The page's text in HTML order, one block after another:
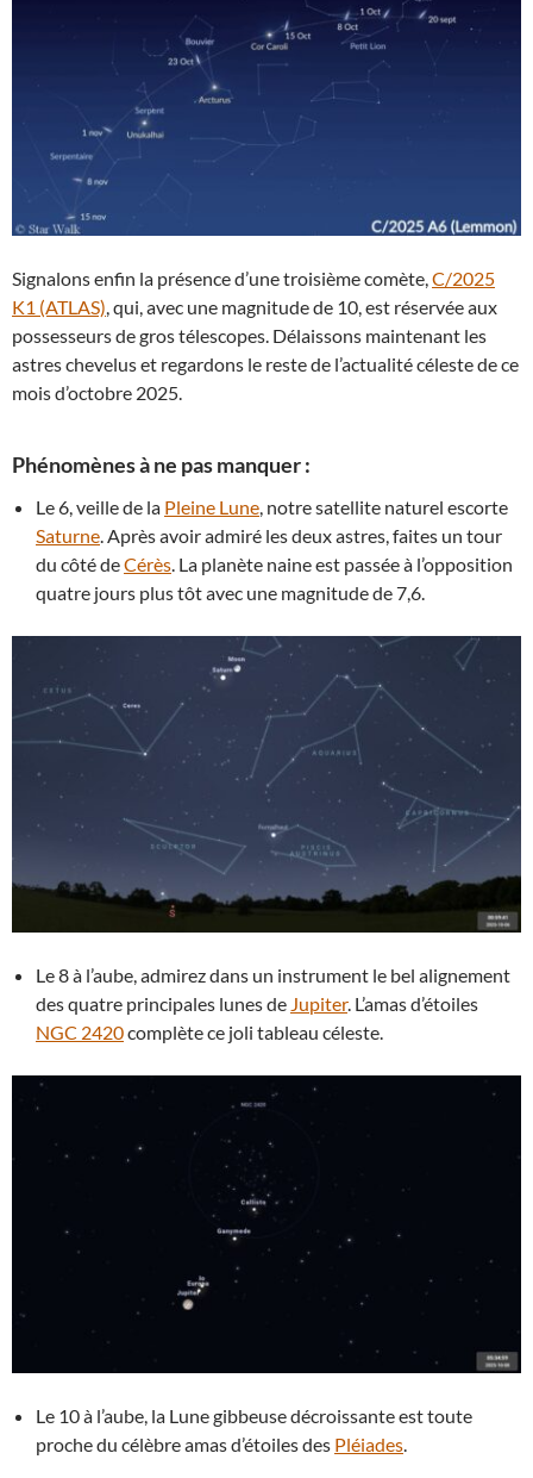
Signalons enfin la présence d’une troisième comète, C/2025
K1 (ATLAS) , qui, avec une magnitude de 10, est réservée aux
possesseurs de gros télescopes. Délaissons maintenant les
astres chevelus et regardons le reste de l’actualité céleste de ce
mois d’octobre 2025.
Phénomènes à ne pas manquer :
Le 6, veille de la Pleine Lune , notre satellite naturel escorte
Saturne . Après avoir admiré les deux astres, faites un tour
du côté deCérès . La planète naine est passée à l’opposition
quatre jours plus tôt avec une magnitude de 7,6.
Le 8 à l’aube, admirez dans un instrument le bel alignement
des quatre principales lunes de Jupiter. L’amas d’étoiles
NGC 2420complète ce joli tableau céleste.
Le 10 à l’aube, la Lune gibbeuse décroissante est toute
proche du célèbre amas d’étoiles des Pléiades.